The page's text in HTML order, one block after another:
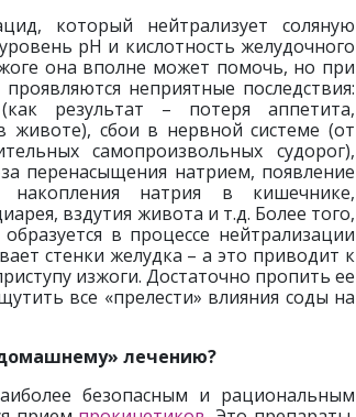
который нейтрализует соляную
рН и кислотность желудочного
она вполне может помочь, но при
неприятные последствия:
результат – потеря аппетита,
сбои в нервной системе (от
самопроизвольных судорог),
перенасыщения натрием, появление
накопления натрия в кишечнике,
вздутия живота и т.д. Более того,
в процессе нейтрализации
стенки желудка – а это приводит к
изжоги. Достаточно пропить ее
все «прелести» влияния соды на
лечению?
безопасным и рациональным